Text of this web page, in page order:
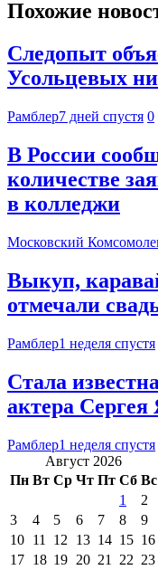
Похожие
Следопыт
Усольцевых
Рамблер7 дней спустя 0
В России
количестве
в колледжи
Московский
Выкуп,
отмечали
Рамблер1 неделя спустя
Стала
актера Сергея
Рамблер1 неделя спустя
Август 2026
Пн Вт Ср Чт Пт Сб Вс
1
2
3
4 5 6 7 8
9
10 11 12 13 14 15 16
17 18 19 20 21 22 23